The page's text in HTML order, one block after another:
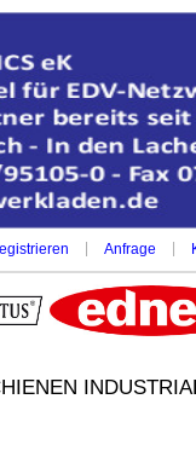
Anfrage